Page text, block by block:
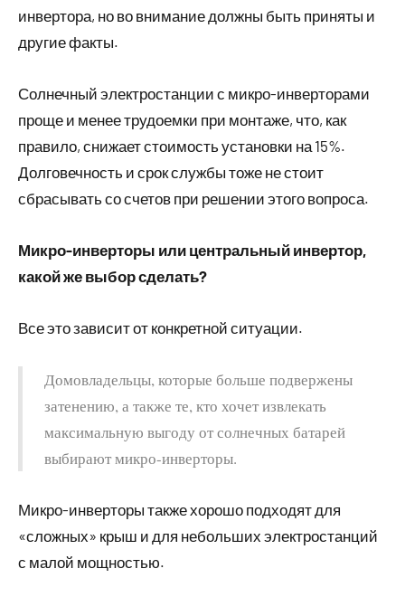
инвертора, но во внимание должны быть приняты и
другие факты.
Солнечный электростанции с микро-инверторами
проще и менее трудоемки при монтаже, что, как
правило, снижает стоимость установки на 15%.
Долговечность и срок службы тоже не стоит
сбрасывать со счетов при решении этого вопроса.
Микро-инверторы или центральный инвертор,
какой же выбор сделать?
Все это зависит от конкретной ситуации.
Домовладельцы, которые больше подвержены
затенению, а также те, кто хочет извлекать
максимальную выгоду от солнечных батарей
выбирают микро-инверторы.
Микро-инверторы также хорошо подходят для
«сложных» крыш и для небольших электростанций
с малой мощностью.